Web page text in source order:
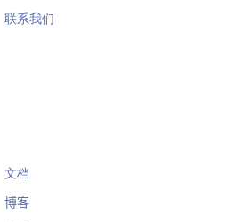
联系我们
文档
博客